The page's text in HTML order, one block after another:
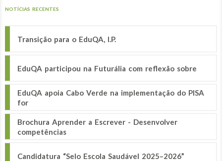
NOTÍCIAS RECENTES
Transição para o EduQA, I.P.
EduQA participou na Futurália com reflexão sobre
EduQA apoia Cabo Verde na implementação do PISA
for
Brochura Aprender a Escrever - Desenvolver
competências
Candidatura “Selo Escola Saudável 2025–2026”